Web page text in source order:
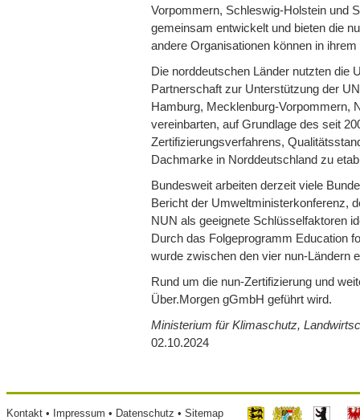
Vorpommern, Schleswig-Holstein und
gemeinsam entwickelt und bieten die
andere Organisationen können in
Die norddeutschen Länder nutzten die
Partnerschaft zur Unterstützung der
Hamburg, Mecklenburg-Vorpommern,
vereinbarten, auf Grundlage des seit
Zertifizierungsverfahrens,
Dachmarke in Norddeutschland zu
Bundesweit arbeiten derzeit viele
Bericht der Umweltministerkonferenz,
NUN als geeignete Schlüsselfaktoren
Durch das Folgeprogramm Education
wurde zwischen den vier nun-Ländern
Rund um die nun-Zertifizierung und
Über.Morgen gGmbH geführt wird.
Ministerium für Klimaschutz,
02.10.2024
Footer
Kontakt Impressum Datenschutz Sitemap